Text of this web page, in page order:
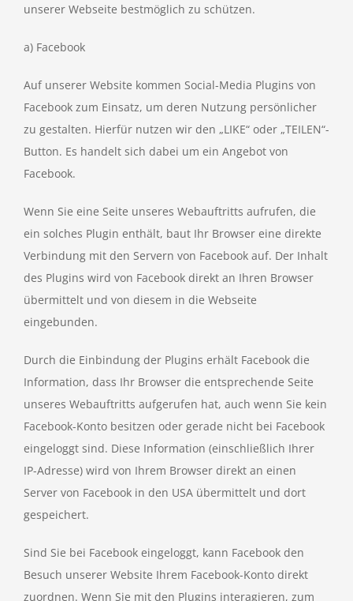
unserer Webseite bestmöglich zu schützen.
a) Facebook
Auf unserer Website kommen Social-Media Plugins von
Facebook zum Einsatz, um deren Nutzung persönlicher
zu gestalten. Hierfür nutzen wir den „LIKE“ oder „TEILEN“-
Button. Es handelt sich dabei um ein Angebot von
Facebook.
Wenn Sie eine Seite unseres Webauftritts aufrufen, die
ein solches Plugin enthält, baut Ihr Browser eine direkte
Verbindung mit den Servern von Facebook auf. Der Inhalt
des Plugins wird von Facebook direkt an Ihren Browser
übermittelt und von diesem in die Webseite
eingebunden.
Durch die Einbindung der Plugins erhält Facebook die
Information, dass Ihr Browser die entsprechende Seite
unseres Webauftritts aufgerufen hat, auch wenn Sie kein
Facebook-Konto besitzen oder gerade nicht bei Facebook
eingeloggt sind. Diese Information (einschließlich Ihrer
IP-Adresse) wird von Ihrem Browser direkt an einen
Server von Facebook in den USA übermittelt und dort
gespeichert.
Sind Sie bei Facebook eingeloggt, kann Facebook den
Besuch unserer Website Ihrem Facebook-Konto direkt
zuordnen. Wenn Sie mit den Plugins interagieren, zum